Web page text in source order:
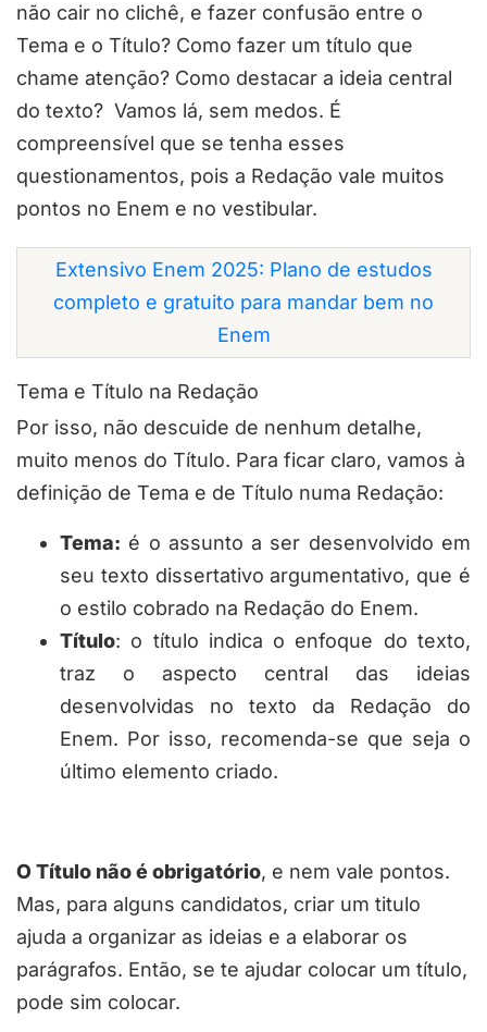
não cair no clichê, e fazer confusão entre o
Tema e o Título? Como fazer um título que
chame atenção? Como destacar a ideia central
do texto? Vamos lá, sem medos. É
compreensível que se tenha esses
questionamentos, pois a Redação vale muitos
pontos no Enem e no vestibular.
Extensivo Enem 2025: Plano de estudos
completo e gratuito para mandar bem no
Enem
Tema e Título na Redação
Por isso, não descuide de nenhum detalhe,
muito menos do Título. Para ficar claro, vamos à
definição de Tema e de Título numa Redação:
Tema: é o assunto a ser desenvolvido em
seu texto dissertativo argumentativo, que é
o estilo cobrado na Redação do Enem.
Título: o título indica o enfoque do texto,
traz o aspecto central das ideias
desenvolvidas no texto da Redação do
Enem. Por isso, recomenda-se que seja o
último elemento criado.
O Título não é obrigatório, e nem vale pontos.
Mas, para alguns candidatos, criar um titulo
ajuda a organizar as ideias e a elaborar os
parágrafos. Então, se te ajudar colocar um título,
pode sim colocar.